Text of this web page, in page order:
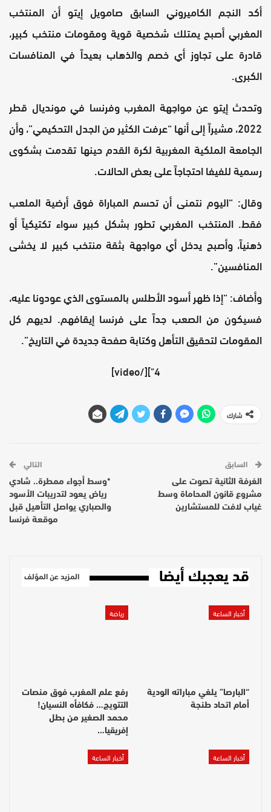
أكد النجم الكاميروني السابق صامويل إيتو أن المنتخب
المغربي أصبح يمتلك شخصية قوية ومقومات منتخب كبير،
قادرة على تجاوز أي خصم والذهاب بعيداً في المنافسات
الكبرى.
وتحدث إيتو عن مواجهة المغرب وفرنسا في مونديال قطر
2022، مشيراً إلى أنها “عرفت الكثير من الجدل التحكيمي”، وأن
الجامعة الملكية المغربية لكرة القدم حينها تقدمت بشكوى
رسمية للفيفا احتجاجاً على بعض الحالات.
وقال: “اليوم نتمنى أن تحسم المباراة فوق أرضية الملعب
فقط. المنتخب المغربي تطور بشكل كبير سواء تكتيكياً أو
ذهنياً، وأصبح يدخل أي مواجهة بثقة منتخب كبير لا يخشى
المنافسين”.
وأضاف: “إذا ظهر أسود الأطلس بالمستوى الذي عودونا عليه،
فسيكون من الصعب جداً على فرنسا إيقافهم. لديهم كل
المقومات لتحقيق التأهل وكتابة صفحة جديدة في التاريخ”.
4"][/video]
شارك
السابق
الغرفة الثانية تصوت على
مشروع قانون المحاماة وسط
غياب لافت للمستشارين
التالي
*وسط أجواء ممطرة.. شادي
رياض يعود لتدريبات الأسود
والصباري يواصل التأهيل قبل
موقعة فرنسا
قد يعجبك أيضا المزيد عن المؤلف
أخبار الساعة
“البارصا” يلغي مباراته الودية
أمام اتحاد طنجة
رياضة
رفع علم المغرب فوق منصات
التتويج… فكافأه النسيان!
محمد الصغير من بطل
إفريقيا…
أخبار الساعة أخبار الساعة